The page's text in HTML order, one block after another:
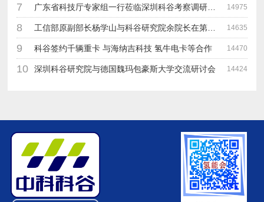
7 广东省科技厅专家组一行莅临深圳科谷考察调研“未来能源中心”项目 14975
8 工信部原副部长杨学山与科谷研究院余院长在第九届中电博览会交流 14635
9 科谷签约千辆重卡 与海纳吉科技 氢牛电卡等合作 14470
10 深圳科谷研究院与德国魏玛包豪斯大学交流研讨会 14424